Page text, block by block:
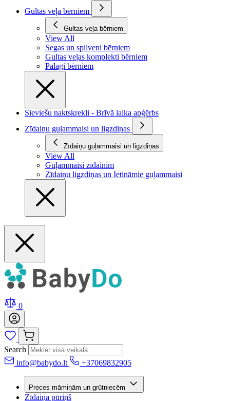
Gultas veļa bērniem
Gultas veļa bērniem
View All
Segas un spilveni bērniem
Gultas veļas komplekti bērniem
Palagi bērniem
Sieviešu naktskrekli - Brīvā laika apģērbs
Zīdaiņu guļammaisi un ligzdiņas
Zīdaiņu guļammaisi un ligzdiņas
View All
Guļammaisi zīdainim
Zīdaiņu ligzdiņas un Ietināmie guļammaisi
0
Search
info@babydo.lt
+37069832905
Preces māmiņām un grūtniecēm
Zīdaiņa pūriņš